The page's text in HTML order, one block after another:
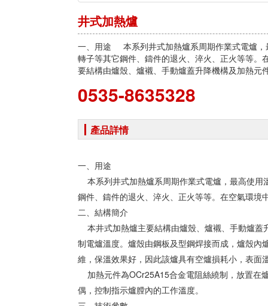
井式加熱爐
一、用途 本系列井式加熱爐系周期作業式電爐
轉子等其它鋼件、鑄件的退火、淬火、正火等等
要結構由爐殼、爐襯、手動爐蓋升降機構及加熱元
0535-8635328
產品詳情
一、用途
本系列井式加熱爐系周期作業式電爐，最高使
鋼件、鑄件的退火、淬火、正火等等。在空氣環境
二、結構簡介
本井式加熱爐主要結構由爐殼、爐襯、手動爐蓋
制電爐溫度。爐殼由鋼板及型鋼焊接而成，爐殼
維，保溫效果好，因此該爐具有空爐損耗小，表面
加熱元件為OCr25A15合金電阻絲繞制，放置在
偶，控制指示爐膛內的工作溫度。